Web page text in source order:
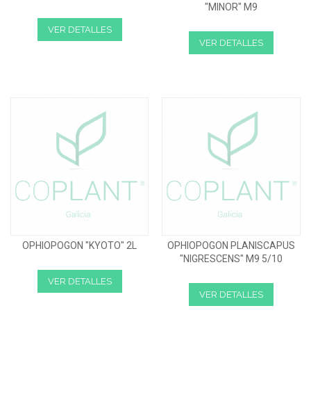
VER DETALLES
"MINOR" M9
VER DETALLES
OPHIOPOGON "KYOTO" 2L
VER DETALLES
OPHIOPOGON PLANISCAPUS
"NIGRESCENS" M9 5/10
VER DETALLES